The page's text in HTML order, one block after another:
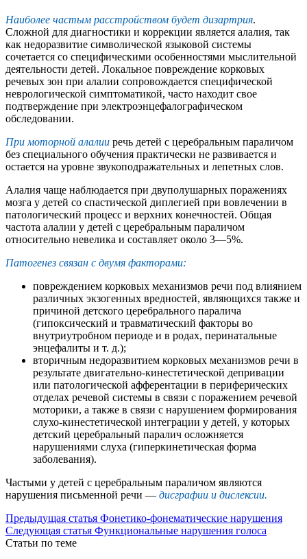
Наиболее частым расстройством будет дизартрия.
Сложной для диагностики и коррекции является алалия, так
как недоразвитие символической языковой системы
сочетается со специфическими особенностями мыслительной
деятельности детей. Локальное повреждение корковых
речевых зон при алалии сопровождается специфической
неврологической симптоматикой, часто находит свое
подтверждение при электроэнцефалографическом
обследовании.
При моторной алалии речь детей с церебральным параличом
без специального обучения практически не развивается и
остается на уровне звукоподражательных и лепетных слов.
Алалия чаще наблюдается при двуполушарных поражениях
мозга у детей со спастической диплегией при вовлечении в
патологический процесс и верхних конечностей. Общая
частота алалии у детей с церебральным параличом
относительно невелика и составляет около 3—5%.
Патогенез связан с двумя факторами:
повреждением корковых механизмов речи под влиянием
различных экзогенных вредностей, являющихся также и
причиной детского церебрального паралича
(гипоксический и травматический факторы во
внутриутробном периоде и в родах, перинатальные
энцефалиты и т. д.);
вторичным недоразвитием корковых механизмов речи в
результате двигательно-кинестетической депривации
или патологической афферентации в периферических
отделах речевой системы в связи с поражением речевой
моторики, а также в связи с нарушением формирования
слухо-кинестетической интеграции у детей, у которых
детский церебральный паралич осложняется
нарушениями слуха (гиперкинетическая форма
заболевания).
Частыми у детей с церебральным параличом являются
нарушения письменной речи — дисграфии и дислексии.
Предыдущая статья Фонетико-фонематические нарушения
Следующая статья Функциональные нарушения голоса
Статьи по теме